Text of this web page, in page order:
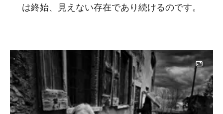
は終始、見えない存在であり続けるのです。